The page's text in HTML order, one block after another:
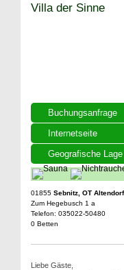
Buchungsanfrage
Internetseite
Geografische Lage
Villa der Sinne
01855 Sebnitz, OT Altendorf
Zum Hegebusch 1 a
Telefon: 035022-50480
0 Betten
Liebe Gäste,